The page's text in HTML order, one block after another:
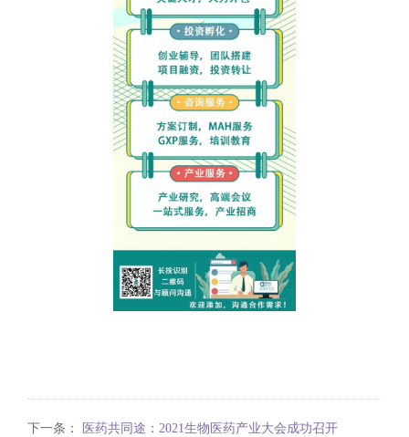
下一条：
医药共同途：2021生物医药产业大会成功召开